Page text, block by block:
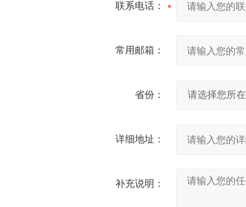
联系电话：
常用邮箱：
省份：
详细地址：
补充说明：